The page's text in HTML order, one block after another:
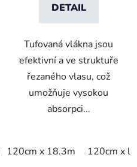
120cm x linm
DETAIL
Tufovaná vlákna jsou
efektivní a ve struktuře
řezaného vlasu, což
umožňuje vysokou
absorpci...
120cm x 18.3m 120cm x